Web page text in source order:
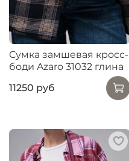
Сумка замшевая кросс-
боди Azaro 31032 глина
11250 руб